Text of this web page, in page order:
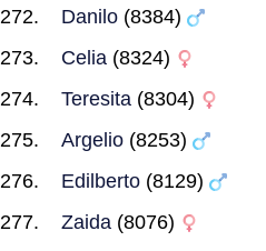
Danilo (8384)
Celia (8324)
Teresita (8304)
Argelio (8253)
Edilberto (8129)
Zaida (8076)